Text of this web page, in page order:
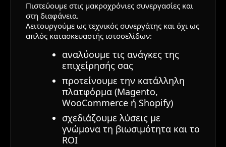
Πιστεύουμε στις μακροχρόνιες συνεργασίες και
στη διαφάνεια.
Λειτουργούμε ως τεχνικός συνεργάτης και όχι ως
απλός κατασκευαστής ιστοσελίδων:
αναλύουμε τις ανάγκες της
επιχείρησής σας
προτείνουμε την κατάλληλη
πλατφόρμα (Magento,
WooCommerce ή Shopify)
σχεδιάζουμε λύσεις με
γνώμονα τη βιωσιμότητα και το
ROI